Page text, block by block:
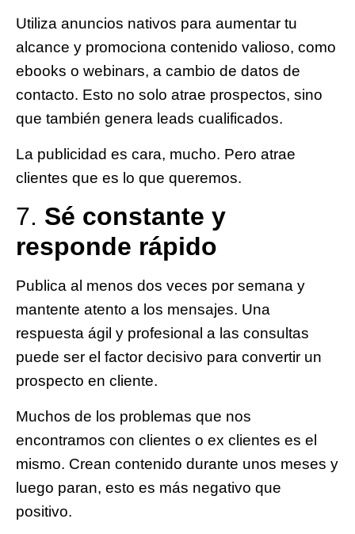
Utiliza anuncios nativos para aumentar tu
alcance y promociona contenido valioso, como
ebooks o webinars, a cambio de datos de
contacto. Esto no solo atrae prospectos, sino
que también genera leads cualificados.
La publicidad es cara, mucho. Pero atrae
clientes que es lo que queremos.
7. Sé constante y
responde rápido
Publica al menos dos veces por semana y
mantente atento a los mensajes. Una
respuesta ágil y profesional a las consultas
puede ser el factor decisivo para convertir un
prospecto en cliente.
Muchos de los problemas que nos
encontramos con clientes o ex clientes es el
mismo. Crean contenido durante unos meses y
luego paran, esto es más negativo que
positivo.